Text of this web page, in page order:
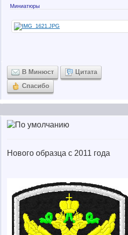
Миниатюры
В Минюст
Цитата
Спасибо
Нового образца с 2011 года